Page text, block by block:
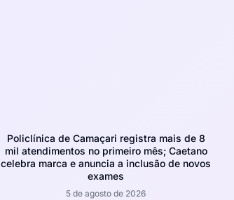
Policlínica de Camaçari registra mais de 8
mil atendimentos no primeiro mês; Caetano
celebra marca e anuncia a inclusão de novos
exames
5 de agosto de 2026